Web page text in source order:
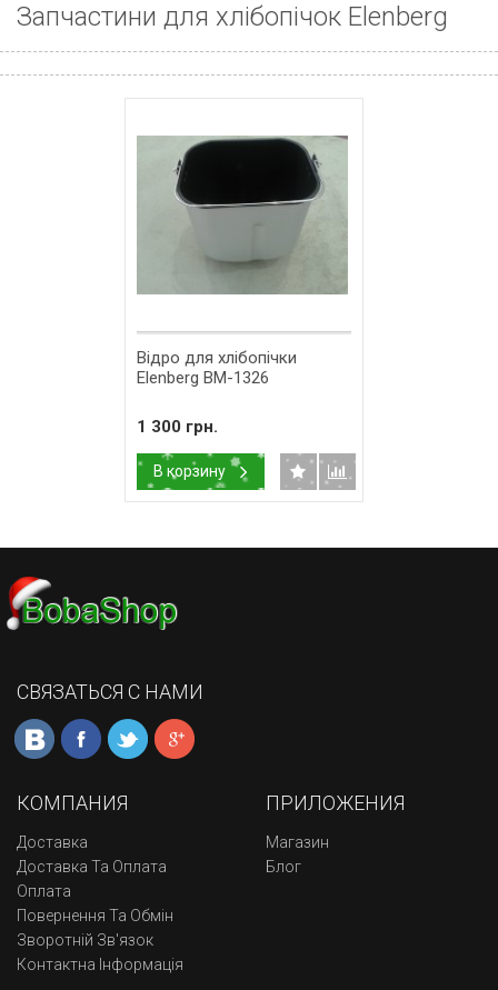
Запчастини для хлібопічок Elenberg
Відро для хлібопічки
Elenberg BM-1326
1 300 грн.
В корзину
СВЯЗАТЬСЯ С НАМИ
КОМПАНИЯ
Доставка
Доставка Та Оплата
Оплата
Повернення Та Обмін
Зворотній Зв'язок
Контактна Інформація
ПРИЛОЖЕНИЯ
Магазин
Блог